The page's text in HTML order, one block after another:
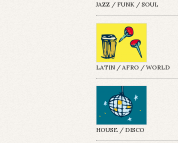
JAZZ / FUNK / SOUL
LATIN / AFRO / WORLD
HOUSE / DISCO